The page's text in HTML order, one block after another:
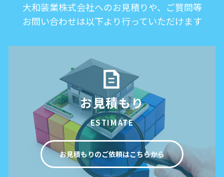
大和装業株式会社へのお見積りや、ご質問等
お問い合わせは以下より行っていただけます
お見積もり
ESTIMATE
お見積もりのご依頼はこちらから